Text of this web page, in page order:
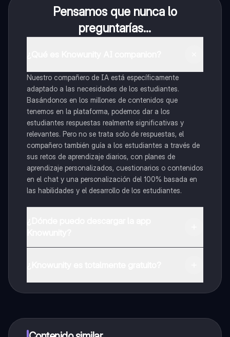
Pensamos que nunca lo
preguntarías...
Nuestro compañero de IA está específicamente
adaptado a las necesidades de los estudiantes.
Basándonos en los millones de contenidos que
tenemos en la plataforma, podemos dar a los
estudiantes respuestas realmente significativas y
relevantes. Pero no se trata solo de respuestas, el
compañero también guía a los estudiantes a través de
sus retos de aprendizaje diarios, con planes de
aprendizaje personalizados, cuestionarios o contenidos
en el chat y una personalización del 100% basada en
las habilidades y el desarrollo de los estudiantes.
a determinadas funciones.